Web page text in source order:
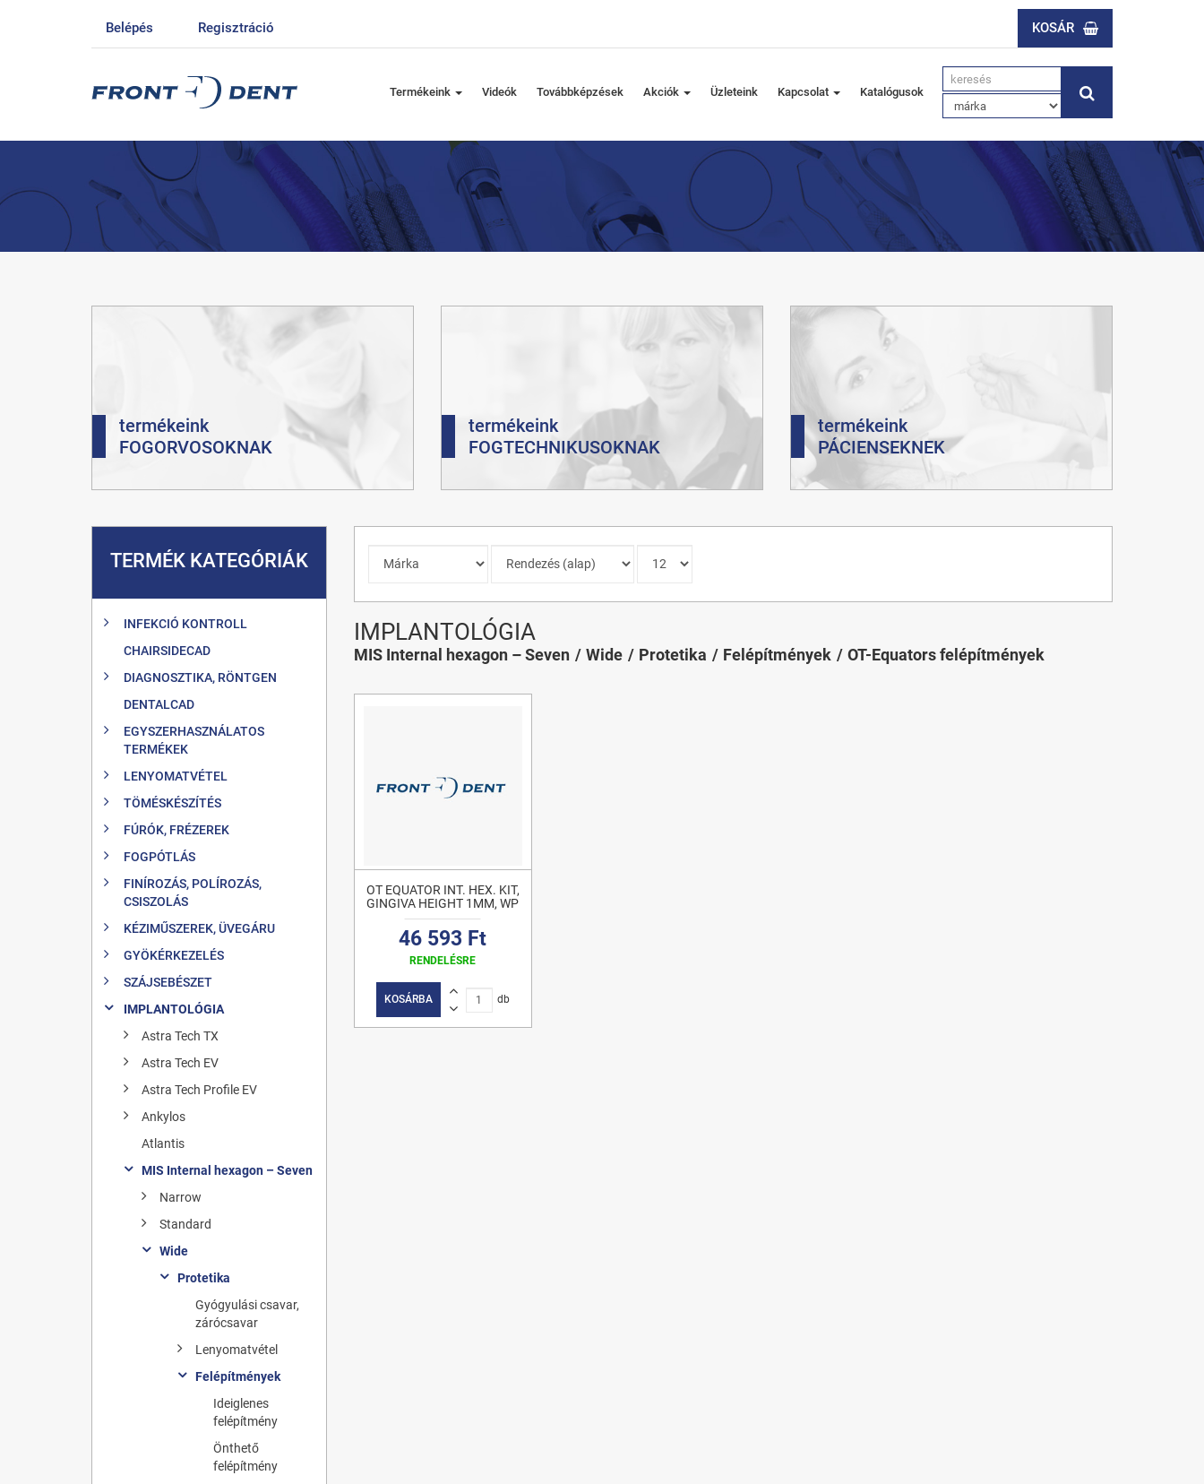
Belépés Regisztráció KOSÁR
Termékeink Videók Továbbképzések Akciók Üzleteink Kapcsolat Katalógusok
termékeink
FOGORVOSOKNAK
termékeink
FOGTECHNIKUSOKNAK
termékeink
PÁCIENSEKNEK
TERMÉK KATEGÓRIÁK
INFEKCIÓ KONTROLL
CHAIRSIDECAD
DIAGNOSZTIKA, RÖNTGEN
DENTALCAD
EGYSZERHASZNÁLATOS
TERMÉKEK
LENYOMATVÉTEL
TÖMÉSKÉSZÍTÉS
FÚRÓK, FRÉZEREK
FOGPÓTLÁS
FINÍROZÁS, POLÍROZÁS,
CSISZOLÁS
KÉZIMŰSZEREK, ÜVEGÁRU
GYÖKÉRKEZELÉS
SZÁJSEBÉSZET
IMPLANTOLÓGIA
Astra Tech TX
Astra Tech EV
Astra Tech Profile EV
Ankylos
Atlantis
MIS Internal hexagon – Seven
Narrow
Standard
Wide
Protetika
Gyógyulási csavar,
zárócsavar
Lenyomatvétel
Felépítmények
Ideiglenes
felépítmény
Önthető
felépítmény
IMPLANTOLÓGIA
MIS Internal hexagon – Seven Wide Protetika Felépítmények OT-Equators felépítmények
OT EQUATOR INT. HEX. KIT,
GINGIVA HEIGHT 1MM, WP
46 593 Ft
RENDELÉSRE
KOSÁRBA db